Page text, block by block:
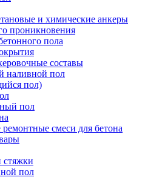
и химические анкеры
проникновения
пола
составы
наливной пол
пол)
пол
смеси для бетона
стяжки
пол